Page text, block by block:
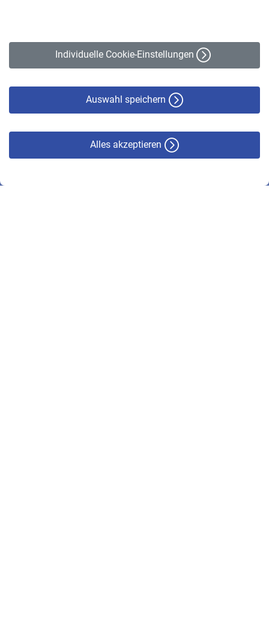
Individuelle Cookie-Einstellungen
Auswahl speichern
Alles akzeptieren
Erklärung zur Barrierefreiheit
© VBL 2026